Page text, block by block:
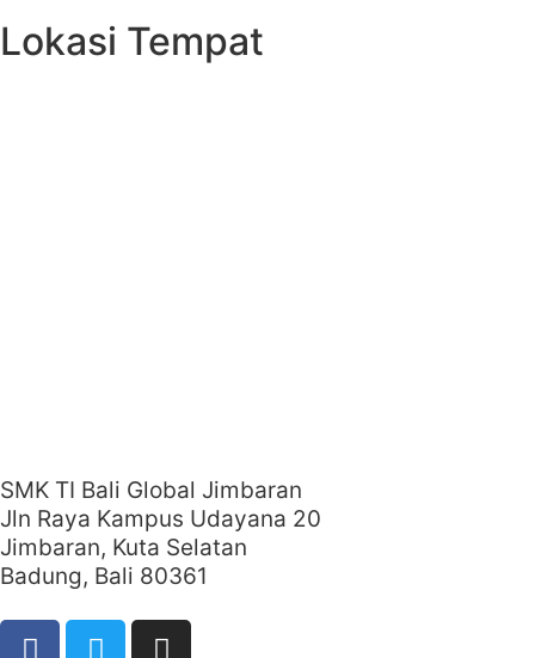
Lokasi Tempat
SMK TI Bali Global Jimbaran
Jln Raya Kampus Udayana 20
Jimbaran, Kuta Selatan
Badung, Bali 80361